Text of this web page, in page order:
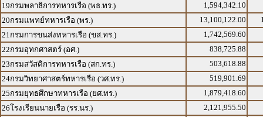
19กรมพลาธิการทหารเรือ (พธ.ทร.)
1,594,342.10
20กรมแพทย์ทหารเรือ (พร.)
13,100,122.00
21กรมการขนส่งทหารเรือ (ขส.ทร.)
1,742,569.60
22กรมอุทกศาสตร์ (อศ.)
838,725.88
23กรมสวัสดิการทหารเรือ (สก.ทร.)
503,618.88
24กรมวิทยาศาสตร์ทหารเรือ (วศ.ทร.)
519,901.69
25กรมยุทธศึกษาทหารเรือ (ยศ.ทร.)
1,879,418.60
26โรงเรียนนายเรือ (รร.นร.)
2,121,955.50